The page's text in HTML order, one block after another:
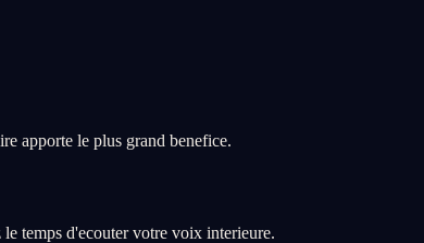
apporte le plus grand benefice.
temps d'ecouter votre voix interieure.